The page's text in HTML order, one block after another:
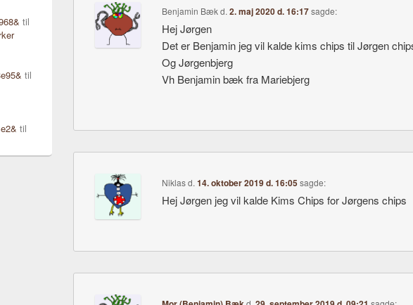
Benjamin Bækd.2. maj 2020 d. 16:17sagde:
Hej Jørgen
Det er Benjamin jeg vil kalde kims chips til Jørgen
Og Jørgenbjerg
Vh Benjamin bæk fra Mariebjerg
Niklasd.14. oktober 2019 d. 16:05sagde:
Hej Jørgen jeg vil kalde Kims Chips for Jørgens chips
til
til
til